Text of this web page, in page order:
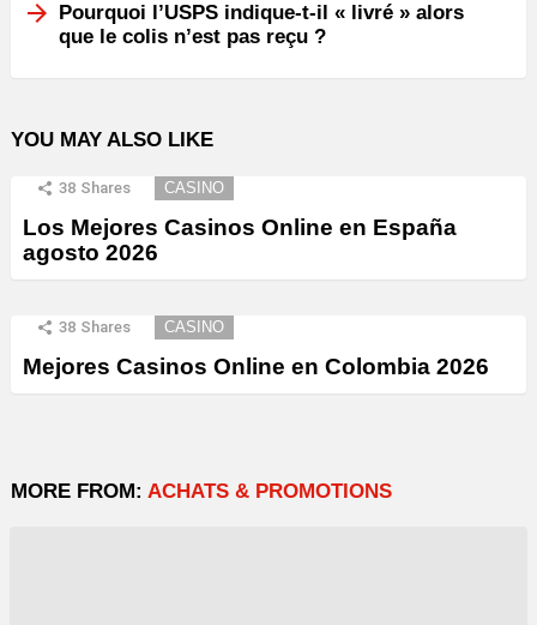
Pourquoi l’USPS indique-t-il « livré » alors
que le colis n’est pas reçu ?
YOU MAY ALSO LIKE
38 Shares CASINO
Los Mejores Casinos Online en España
agosto 2026
38 Shares CASINO
Mejores Casinos Online en Colombia 2026
MORE FROM: ACHATS & PROMOTIONS